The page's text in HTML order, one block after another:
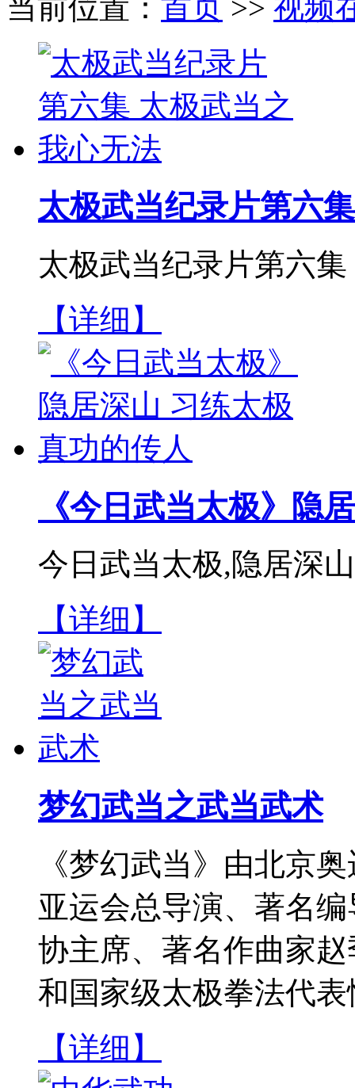
当前位置： 首页 >> 视频
太极武当纪录片第六
太极武当纪录片第六
【详细】
《今日武当太极》隐
今日武当太极,隐居深
【详细】
梦幻武当之武当武术
《梦幻武当》由北京
亚运会总导演、著名
协主席、著名作曲家
和国家级太极拳法代
【详细】